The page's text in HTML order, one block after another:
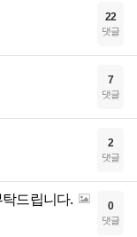
22
댓글
7
댓글
2
댓글
드립니다. 0
댓글